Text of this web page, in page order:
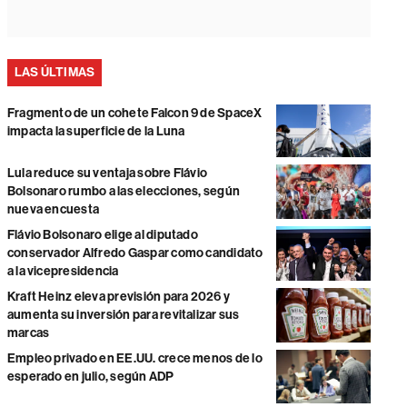
LAS ÚLTIMAS
Fragmento de un cohete Falcon 9 de SpaceX
impacta la superficie de la Luna
Lula reduce su ventaja sobre Flávio
Bolsonaro rumbo a las elecciones, según
nueva encuesta
Flávio Bolsonaro elige al diputado
conservador Alfredo Gaspar como candidato
a la vicepresidencia
Kraft Heinz eleva previsión para 2026 y
aumenta su inversión para revitalizar sus
marcas
Empleo privado en EE.UU. crece menos de lo
esperado en julio, según ADP